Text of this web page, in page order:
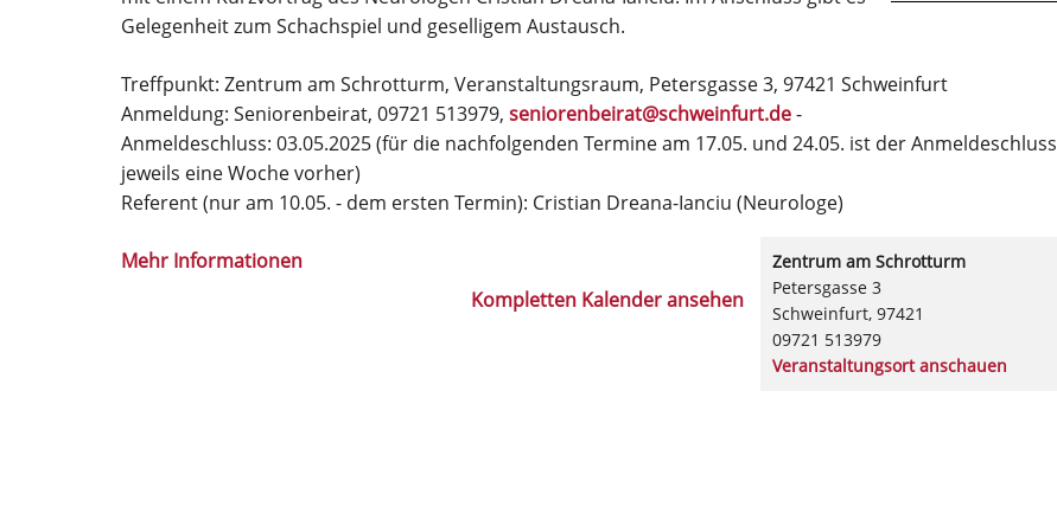
Gelegenheit zum Schachspiel und geselligem Austausch.
Treffpunkt: Zentrum am Schrotturm, Veranstaltungsraum, Petersgasse 3, 97421 Schweinfurt
Anmeldung: Seniorenbeirat, 09721 513979, seniorenbeirat@schweinfurt.de-
Anmeldeschluss: 03.05.2025 (für die nachfolgenden Termine am 17.05. und 24.05. ist der Anmeldeschluss
jeweils eine Woche vorher)
Referent (nur am 10.05. - dem ersten Termin): Cristian Dreana-Ianciu (Neurologe)
Zentrum am Schrotturm
Petersgasse 3
Schweinfurt, 97421
09721 513979
Veranstaltungsort anschauen
Mehr Informationen
Kompletten Kalender ansehen